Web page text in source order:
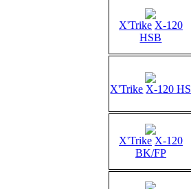
X'Trike X-120
HSB
X'Trike X-120 HS
X'Trike X-120
BK/FP